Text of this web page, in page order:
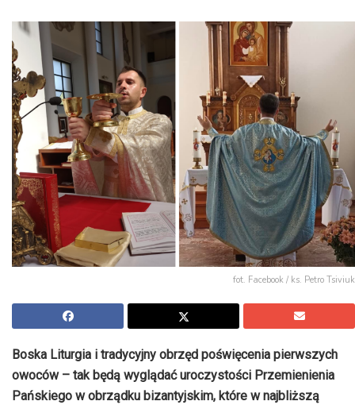
fot. Facebook / ks. Petro Tsiviuk
Boska Liturgia i tradycyjny obrzęd poświęcenia pierwszych
owoców – tak będą wyglądać uroczystości Przemienienia
Pańskiego w obrządku bizantyjskim, które w najbliższą